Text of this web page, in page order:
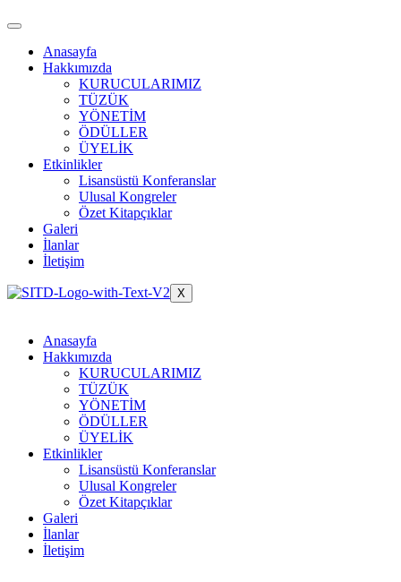
Anasayfa
Hakkımızda
KURUCULARIMIZ
TÜZÜK
YÖNETİM
ÖDÜLLER
ÜYELİK
Etkinlikler
Lisansüstü Konferanslar
Ulusal Kongreler
Özet Kitapçıklar
Galeri
İlanlar
İletişim
X
Anasayfa
Hakkımızda
KURUCULARIMIZ
TÜZÜK
YÖNETİM
ÖDÜLLER
ÜYELİK
Etkinlikler
Lisansüstü Konferanslar
Ulusal Kongreler
Özet Kitapçıklar
Galeri
İlanlar
İletişim